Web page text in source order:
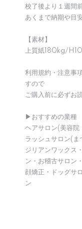
校了後より１週間
あくまで納期や目
【素材】
上質紙180kg/
利用規約・注意事
すので
ご購入前に必ずお
▶︎おすすめの業種
ヘアサロン(美容院
ラッシュサロン(ま
ジリアンワックス
ン・お稽古サロン
顔矯正・ドッグサ
ン